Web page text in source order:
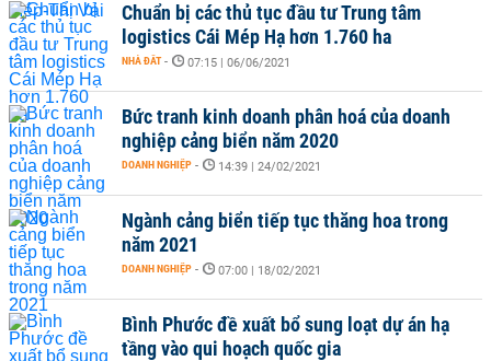
Chuẩn bị các thủ tục đầu tư Trung tâm
logistics Cái Mép Hạ hơn 1.760 ha
NHÀ ĐẤT - 07:15 | 06/06/2021
Bức tranh kinh doanh phân hoá của doanh
nghiệp cảng biển năm 2020
DOANH NGHIỆP - 14:39 | 24/02/2021
Ngành cảng biển tiếp tục thăng hoa trong
năm 2021
DOANH NGHIỆP - 07:00 | 18/02/2021
Bình Phước đề xuất bổ sung loạt dự án hạ
tầng vào qui hoạch quốc gia